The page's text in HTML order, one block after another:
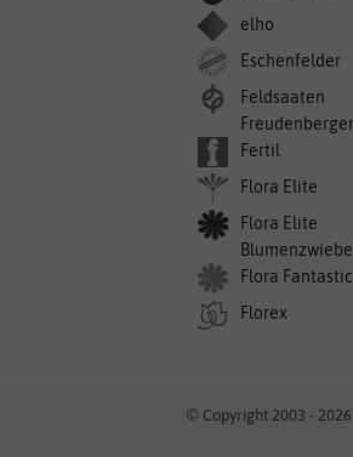
elho
Eschenfelder
Feldsaaten
Freudenberger
Fertil
Flora Elite
Flora Elite
Flora
Florex
© Copyright 2003 -